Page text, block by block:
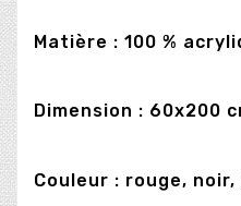
Matière : 100 %
Dimension : 60x200
Couleur : rouge, noir,